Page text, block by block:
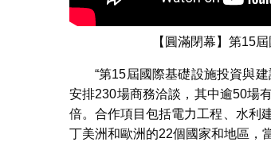
【圓滿閉幕】第15
“第15屆國際基礎設施投資與
安排230場商務洽談，其中逾50場
倍。合作項目包括電力工程、水利
丁美洲和歐洲的22個國家和地區，